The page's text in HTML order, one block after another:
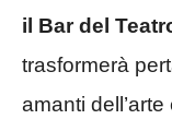
il Bar del
trasformerà
amanti